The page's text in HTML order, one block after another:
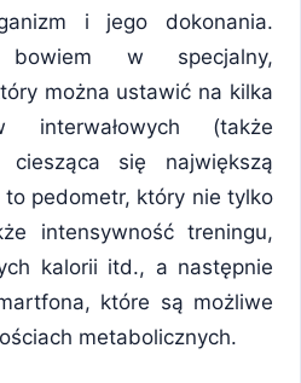
i jego dokonania.
bowiem w specjalny,
można ustawić na kilka
interwałowych (także
ciesząca się największą
pedometr, który nie tylko
intensywność treningu,
kalorii itd., a następnie
które są możliwe
metabolicznych.